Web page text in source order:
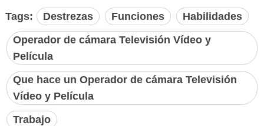
Tags: Destrezas Funciones
Habilidades
Operador de cámara Televisión Vídeo y
Película
Que hace un Operador de cámara Televisión
Vídeo y Película
Trabajo